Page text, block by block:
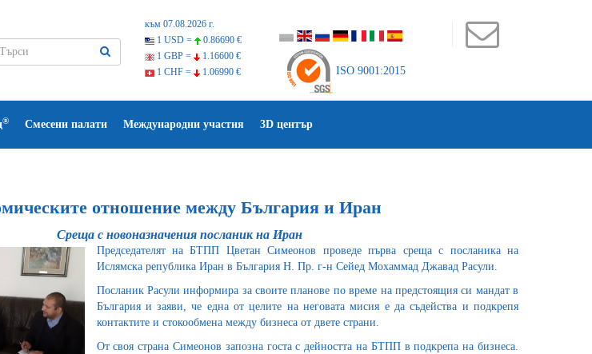
към 07.08.2026 г.
1 USD =
0.86690 €
1 GBP =
1.16600 €
1 CHF =
1.06990 € ISO 9001:2015
® Смесени палати Международни участия 3D център
отношение между България и Иран
Среща с новоназначения посланик на Иран
Председателят на БТПП Цветан Симеонов проведе първа среща с посланика на
Ислямска република Иран в България Н. Пр. г-н Сейед Мохаммад Джавад Расули.
Посланик Расули информира за своите планове по време на предстоящия си мандат в
България и заяви, че една от целите на неговата мисия е да съдейства и подкрепя
контактите и стокообмена между бизнеса от двете страни.
От своя страна Симеонов запозна госта с дейността на БТПП в подкрепа на бизнеса.